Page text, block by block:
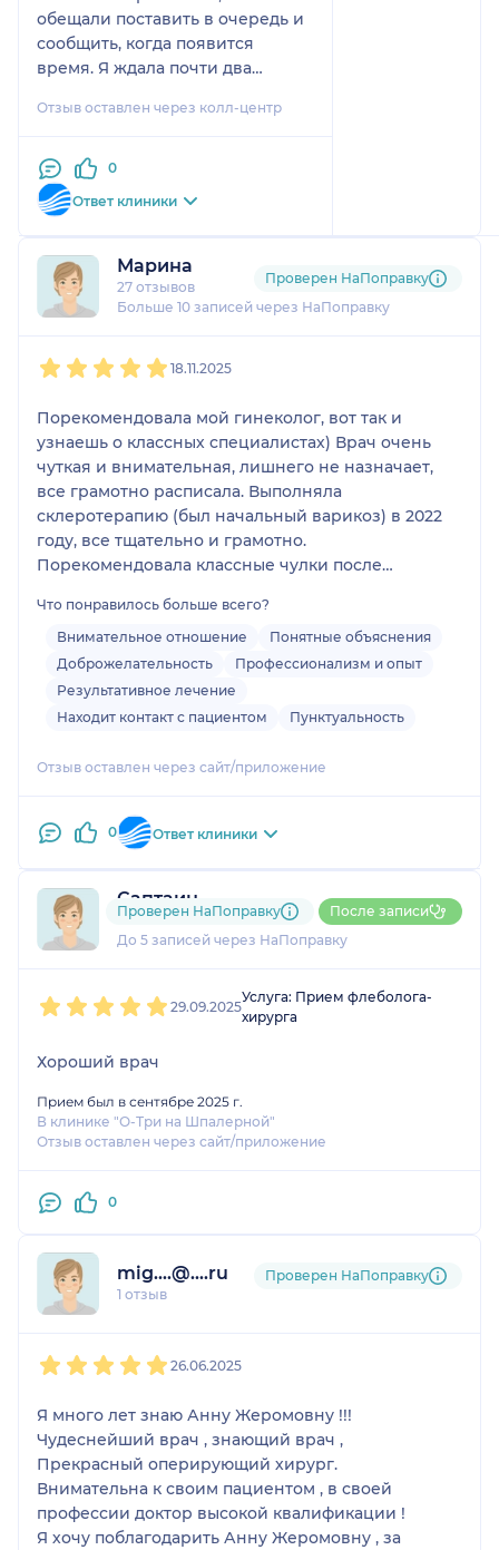
обещали поставить в очередь и
сообщить, когда появится
время. Я ждала почти два
поэтому начала звонить сама. В
на приём в воскресенье
вечером. Честно скажу, было
очень странно и грустно из-за
это полностью перекрыл сам
приём. Доктор просто
потрясающий. Очень
красивая, производит
впечатление. Удивительное
сочетание таланта,
профессионализма и
человеческого отношения.
Приём прошёл отлично, было
комфортно, спокойно,
чувствуется высокий уровень
по рекомендации знакомых,
которые уже были у неё. Такому
доктору действительно хочется
Отзыв оставлен через колл-центр
0
Ответ клиники
Марина
27 отзывов
Больше 10 записей через НаПоправку
Проверен НаПоправку
18.11.2025
Порекомендовала мой гинеколог, вот так и
узнаешь о классных специалистах) Врач очень
чуткая и внимательная, лишнего не назначает,
все грамотно расписала. Выполняла
склеротерапию (был начальный варикоз) в 2022
году, все тщательно и грамотно.
Порекомендовала классные чулки после
Благодарю!
Что понравилось больше всего?
Внимательное отношение
Понятные объяснения
Доброжелательность
Профессионализм и опыт
Результативное лечение
Находит контакт с пациентом
Пунктуальность
Отзыв оставлен через сайт/приложение
0 Ответ клиники
Саптаин
6 отзывов
До 5 записей через НаПоправку
Проверен НаПоправку После записи
29.09.2025
Услуга: Прием флеболога-
хирурга
Хороший врач
Прием был в сентябре 2025 г.
В клинике "О-Три на Шпалерной"
Отзыв оставлен через сайт/приложение
0
mig....@....ru
1 отзыв
Проверен НаПоправку
26.06.2025
Я много лет знаю Анну Жеромовну !!!
Чудеснейший врач , знающий врач ,
Прекрасный оперирующий хирург.
Внимательна к своим пациентом , в своей
профессии доктор высокой квалификации !
Я хочу поблагодарить Анну Жеромовну , за